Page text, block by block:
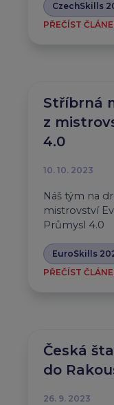
CzechSkills
PŘEČÍST
Stříbrná
z
4.0
10. 10. 2023
Náš tým na
mistrovství
Průmysl 4.0
EuroSkills
PŘEČÍST
Česká
do
26. 9. 2023